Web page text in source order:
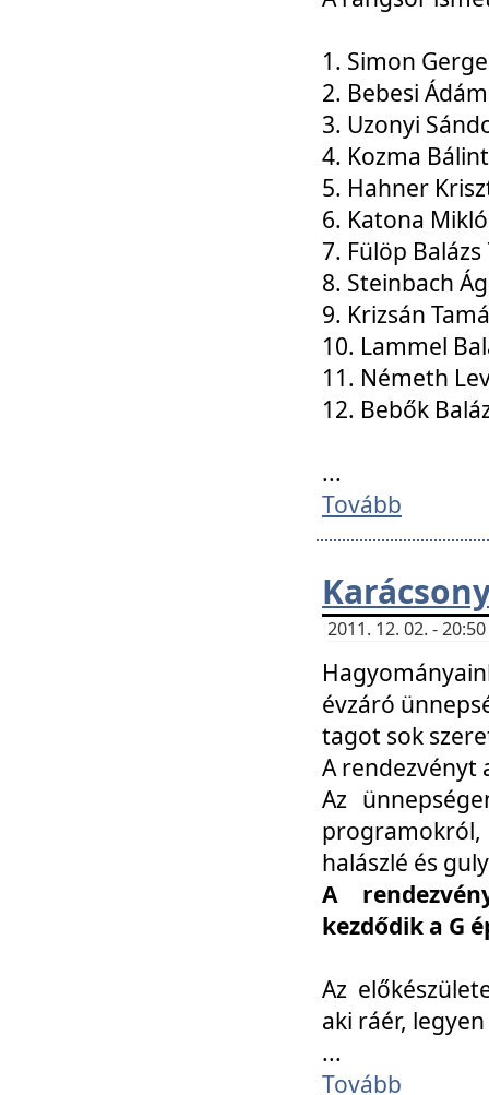
1. Simon
2. Bebesi
3. Uzonyi
4. Kozma
5. Hahner
6. Katona
7. Fülöp
8. Steinbach
9. Krizsán
10. Lammel
11. Németh
12. Bebők
...
Tovább
2011. 12. 02. -
évzáró
tagot sok
A rendezvényt
Az
halászlé és
A
kezdődik a G
Az
aki ráér,
...
Tovább